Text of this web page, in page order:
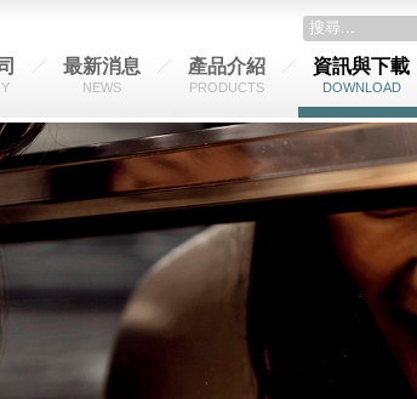
最新消息
NEWS
產品介紹
PRODUCTS
資訊與下載
DOWNLOAD